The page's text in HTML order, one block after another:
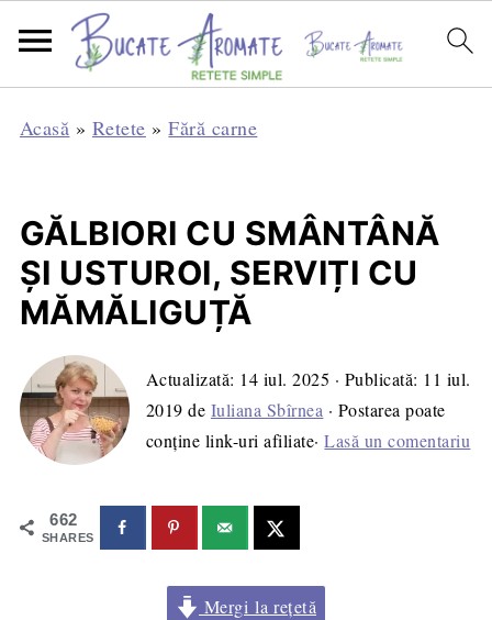
Acasă » Retete »Fără carne
GĂLBIORI CU SMÂNTÂNĂ
ȘI USTUROI, SERVIȚI CU
MĂMĂLIGUȚĂ
Actualizată: 14 iul. 2025 · Publicată: 11 iul.
2019 de Iuliana Sbîrnea · Postarea poate
conține link-uri afiliate·Lasă un comentariu
662
SHARES
Mergi la rețetă